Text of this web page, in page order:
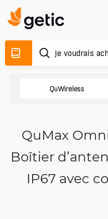
QuWireless
QuMax
Boîtier
IP67 avec